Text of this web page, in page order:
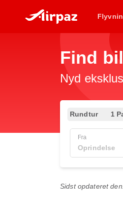
Find
Nyd
Rundtur 1
Fra
Sidst opdateret den